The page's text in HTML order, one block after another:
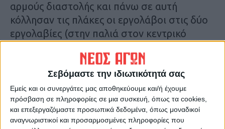
Σεβόμαστε την ιδιωτικότητά σας
Εμείς και οι συνεργάτες μας αποθηκεύουμε και/ή έχουμε
πρόσβαση σε πληροφορίες σε μια συσκευή, όπως τα cookies,
και επεξεργαζόμαστε προσωπικά δεδομένα, όπως μοναδικοί
αναγνωριστικοί και προσαρμοσμένες πληροφορίες που
αρμούς διαστολής και πάνω σε αυτή
κόλλησαν τις πλάκες οι εργολάβοι στις δύο
εργολαβίες (στην παλιά στον κεντρικό
Αναλυτικότερα στην εφημερίδα Νέος
Αγών